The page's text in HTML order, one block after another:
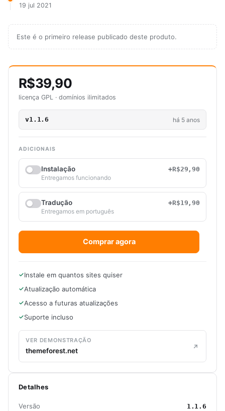
19 jul 2021
Este é o primeiro release publicado deste produto.
R$39,90
licença GPL · domínios ilimitados
v1.1.6 há 5 anos
ADICIONAIS
Instalação
+R$29,90
Entregamos funcionando
Tradução
+R$19,90
Entregamos em português
Comprar agora
Instale em quantos sites quiser
Atualização automática
Acesso a futuras atualizações
Suporte incluso
VER DEMONSTRAÇÃO
themeforest.net
Detalhes
Versão 1.1.6